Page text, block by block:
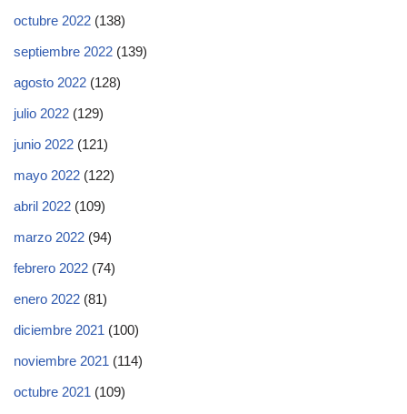
octubre 2022 (138)
septiembre 2022 (139)
agosto 2022 (128)
julio 2022 (129)
junio 2022 (121)
mayo 2022 (122)
abril 2022 (109)
marzo 2022 (94)
febrero 2022 (74)
enero 2022 (81)
diciembre 2021 (100)
noviembre 2021 (114)
octubre 2021 (109)